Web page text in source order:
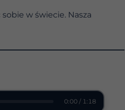
w świecie. Nasza
0:00 / 1:18